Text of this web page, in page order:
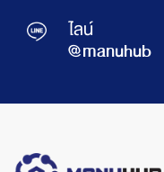
ไลน์
@manuhub